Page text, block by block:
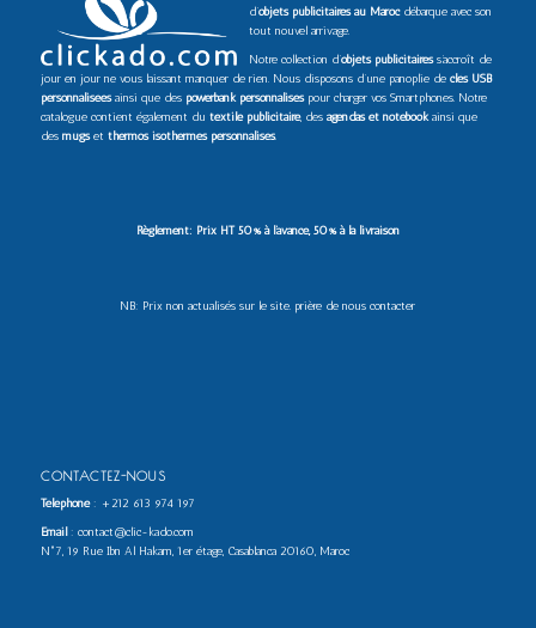
d’objets publicitaires au Marocdébarque avec son
tout nouvel arrivage.
Notre collection d’objets publicitairess’accroît de
jour en jour ne vous laissant manquer de rien. Nous disposons d’une panoplie de clés USB
personnaliséesainsi que des powerbank personnaliséspour charger vos Smartphones. Notre
catalogue contient également du textile publicitaire, des agendas et notebookainsi que
des mugset thermos isothermes personnalisés.
Règlement: Prix HT 50% à l’avance, 50% à la livraison
NB: Prix non actualisés sur le site. prière de nous contacter
CONTACTEZ-NOUS
Téléphone: +212 613 974 197
Email : contact@clic-kado.com
N°7, 19 Rue Ibn Al Hakam, 1er étage, Casablanca 20160, Maroc